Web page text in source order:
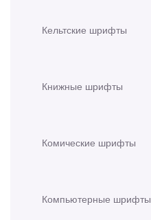
Кельтские шрифты
Книжные шрифты
Комические шрифты
Компьютерные шрифты